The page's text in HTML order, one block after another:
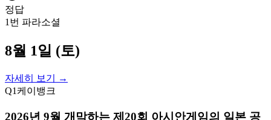
정답
1번 파라소셜
8월 1일 (토)
자세히 보기 →
Q1 케이뱅크
2026년 9월 개막하는 제20회 아시안게임의 일본 공